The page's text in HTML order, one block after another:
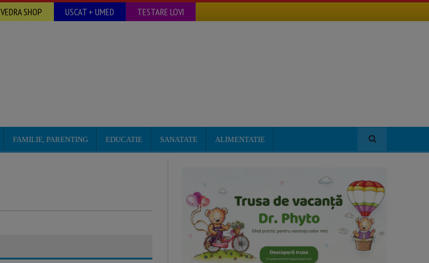
VEDRA SHOP USCAT + UMED TESTARE LOVI
FAMILIE, PARENTING EDUCATIE SANATATE ALIMENTATIE